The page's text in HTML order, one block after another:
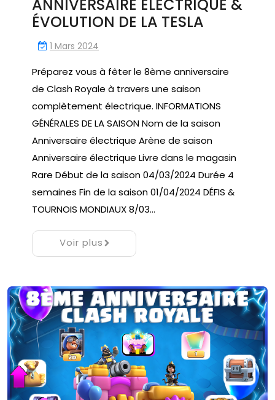
ANNIVERSAIRE ÉLECTRIQUE &
ÉVOLUTION DE LA TESLA
1 Mars 2024
Préparez vous à fêter le 8ème anniversaire
de Clash Royale à travers une saison
complètement électrique. INFORMATIONS
GÉNÉRALES DE LA SAISON Nom de la saison
Anniversaire électrique Arène de saison
Anniversaire électrique Livre dans le magasin
Rare Début de la saison 04/03/2024 Durée 4
semaines Fin de la saison 01/04/2024 DÉFIS &
TOURNOIS MONDIAUX 8/03…
Voir plus